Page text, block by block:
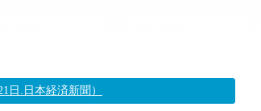
.日本経済新聞）